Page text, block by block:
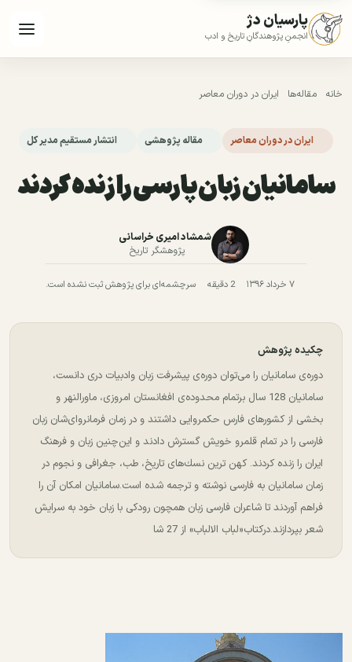
پارسیان دژ
انجمنِ پژوهندگانِ تاریخ و ادب
خانه مقاله‌ها ایران در دوران معاصر
ایران در دوران معاصر مقاله پژوهشی انتشار مستقیم مدیر کل
سامانیان زبان پارسی را زنده كردند
شمشاد امیری خراسانی
پژوهشگر تاریخ
۷ خرداد ۱۳۹۶ 2 دقیقه سرچشمه‌ای برای پژوهش ثبت نشده است.
چکیده پژوهش
دوره‌ی سامانیان را می‌توان دوره‌ی پیشرفت زبان وادبیات دری دانست،
سامانیان 128 سال برتمام محدوده‌ی افغانستان امروزی، ماورالنهر و
بخشی از کشورهای فارس حکمروایی داشتند و در زمان فرمانروای‌شان زبان
فارسی را در تمام قلمرو خویش گسترش دادند و این‌چنین زبان و فرهنگ
ایران را زنده كردند. كهن ترین نسك‌های تاریخ، طب، جغرافی و نجوم در
زمان سامانیان به فارسی نوشته و ترجمه شده است.سامانیان امکان آن را
فراهم آوردند تا شاعران فارسی زبان همچون رودکی با زبان خود به سرایش
شعر بپردازند.درکتاب«لباب الالباب» از 27 شا